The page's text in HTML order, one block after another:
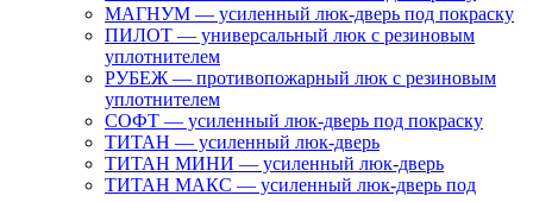
МАГНУМ — усиленный люк-дверь под покраску
ПИЛОТ — универсальный люк с резиновым
уплотнителем
РУБЕЖ — противопожарный люк с резиновым
уплотнителем
СОФТ — усиленный люк-дверь под покраску
ТИТАН — усиленный люк-дверь
ТИТАН МИНИ — усиленный люк-дверь
ТИТАН МАКС — усиленный люк-дверь под